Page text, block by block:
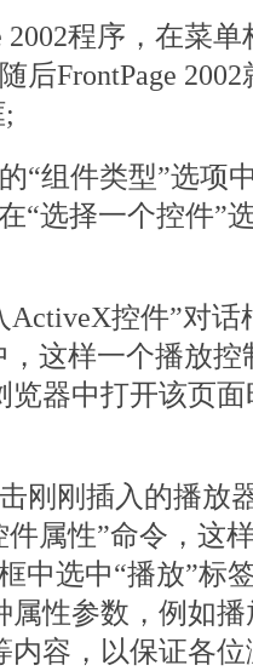
程序，在菜单
后FrontPage
组件类型”选项
“选择一个控件”
控件”对话
，这样一个播放
览器中打开该页
刚插入的播放
属性”命令，这
中选中“播放”标
属性参数，例如
内容，以保证各